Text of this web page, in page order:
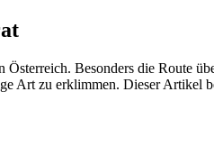
Besonders die Route
Art zu erklimmen. Dieser Artikel